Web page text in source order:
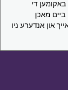
באקומען די
מאכן
און אנדערע ניו